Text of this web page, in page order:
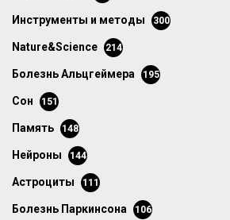
инструменты и методы 300
Nature&Science 214
болезнь Альцгеймера 195
сон 151
память 148
нейроны 144
астроциты 111
болезнь Паркинсона 106